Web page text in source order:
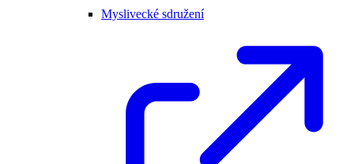
Myslivecké sdružení